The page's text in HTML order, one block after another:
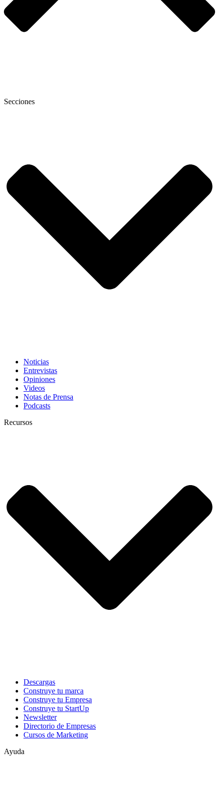
Secciones
Noticias
Entrevistas
Opiniones
Videos
Notas de Prensa
Podcasts
Recursos
Descargas
Construye tu marca
Construye tu Empresa
Construye tu StartUp
Newsletter
Directorio de Empresas
Cursos de Marketing
Ayuda